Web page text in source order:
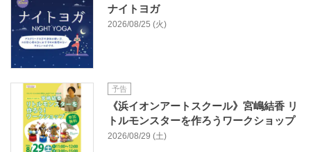
ナイトヨガ
2026/08/25 (火)
予告
《浜イオンアートスクール》宮嶋結香 リ
トルモンスターを作ろうワークショップ
2026/08/29 (土)